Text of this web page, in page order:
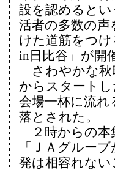
設を認めると
活者の多数の声
けた道筋をつ
in日比谷」が開
さわやかな秋
からスタート
会場一杯に流
落とされた。
２時からの本
「ＪＡグルー
発は相容れな